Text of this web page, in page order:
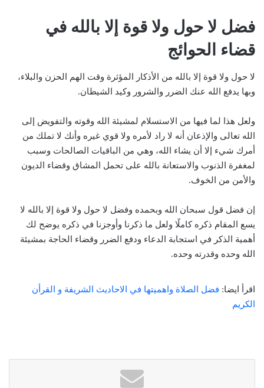
فضل لا حول ولا قوة إلا بالله في
قضاء الحوائج
لا حول ولا قوة إلا بالله من الأذكار المؤثرة وقت الهم الحزن والبلاء،
وبها يدفع الله عنك الضرر والشرور وكيد الشيطان.
ولعل هذا لما فيها من الاستسلام لمشيئة الله وقوته والتفويض إلى
الله تعالى والإذعان أنه لا راد لأمره ولا قوي غيره وأنك لا تملك من
أمرك شيء إلا أن يشاء الله، وهي من الباقيات الصالحات وسبب
لمغفرة الذنوب والاستعانة بالله على تحمل المشاق وقضاء الديون
والأمن من الخوف.
إن فضل قول سبحان الله وبحمده وفضل لا حول ولا قوة إلا بالله لا
يسع المقام ذكره كاملًا ولعل ما ذكرنا وأوجزنا في ذكره يوضح لك
أهمية الذكر في استجابة الدعاء ودفع الضرر وقضاء الحاجة بمشيئة
الله وحده وقدرته وحده.
اقرأ ايضا: فضل الصلاة واهميتها في الاحاديث الشريفة و القرأن
الكريم